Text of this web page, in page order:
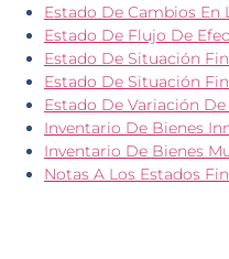
Estado De Cambios En
Estado De Flujo De
Estado De Situación
Estado De Situación
Estado De Variación
Inventario De Bienes
Inventario De Bienes
Notas A Los Estados